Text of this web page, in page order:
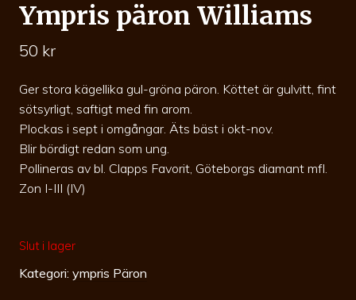
Ympris päron Williams
50 kr
Ger stora kägellika gul-gröna päron. Köttet är gulvitt, fint
sötsyrligt, saftigt med fin arom.
Plockas i sept i omgångar. Äts bäst i okt-nov.
Blir bördigt redan som ung.
Pollineras av bl. Clapps Favorit, Göteborgs diamant mfl.
Zon I-III (IV)
Slut i lager
Kategori: ympris Päron